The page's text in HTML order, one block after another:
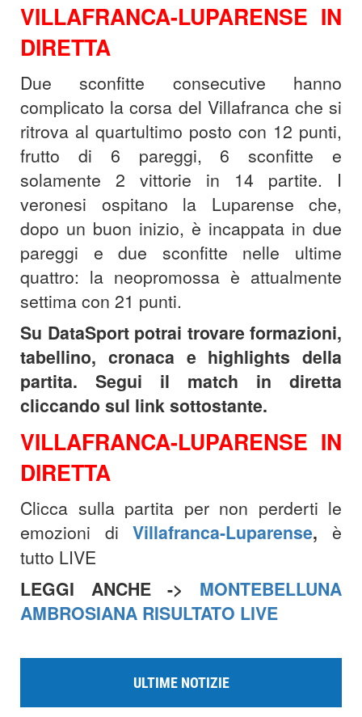
VILLAFRANCA-LUPARENSE IN
DIRETTA
Due sconfitte consecutive hanno
complicato la corsa del Villafranca che si
ritrova al quartultimo posto con 12 punti,
frutto di 6 pareggi, 6 sconfitte e
solamente 2 vittorie in 14 partite. I
veronesi ospitano la Luparense che,
dopo un buon inizio, è incappata in due
pareggi e due sconfitte nelle ultime
quattro: la neopromossa è attualmente
settima con 21 punti.
Su DataSport potrai trovare formazioni,
tabellino, cronaca e highlights della
partita. Segui il match in diretta
cliccando sul link sottostante.
VILLAFRANCA-LUPARENSE IN
DIRETTA
Clicca sulla partita per non perderti le
emozioni di
Villafranca-Luparense, è
tutto LIVE
LEGGI ANCHE -> MONTEBELLUNA
AMBROSIANA RISULTATO LIVE
ULTIME NOTIZIE